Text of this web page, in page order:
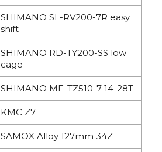
SHIMANO SL-RV200-7R easy
shift
SHIMANO RD-TY200-SS low
cage
SHIMANO MF-TZ510-7 14-28T
KMC Z7
SAMOX Alloy 127mm 34Z